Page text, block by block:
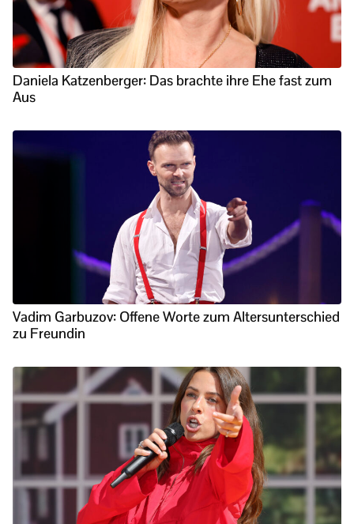
Daniela Katzenberger: Das brachte ihre Ehe fast zum
Aus
Vadim Garbuzov: Offene Worte zum Altersunterschied
zu Freundin